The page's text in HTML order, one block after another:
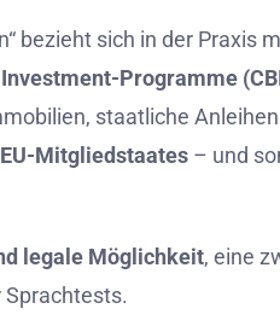
bezieht sich in der Praxis
Investment-Programme (
staatliche Anleihen
EU-Mitgliedstaates – und
legale Möglichkeit, eine
Sprachtests.